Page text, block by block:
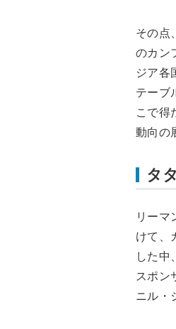
その点
のカン
ジア各
テーブ
こで得
動向の
タ
リーマ
けて、
した中
スポン
ニル・